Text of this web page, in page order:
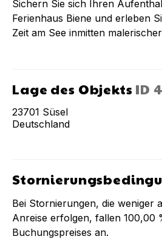
Sichern Sie sich Ihren
Ferienhaus Biene und erleben
Zeit am See inmitten
Lage des Objekts ID
23701 Süsel
Deutschland
Bei Stornierungen, die weniger
Anreise erfolgen, fallen 100,00
Buchungspreises an.